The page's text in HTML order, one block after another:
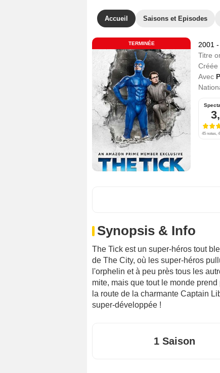
Accueil Saisons et Episodes
TERMINÉE 2001
Titre
Créée
Avec
45 notes,
Synopsis & Info
The Tick est un super-héros tout
de The City, où les super-héros
l'orphelin et à peu près tous les
mite, mais que tout le monde
la route de la charmante Captain
super-développée !
1 Saison